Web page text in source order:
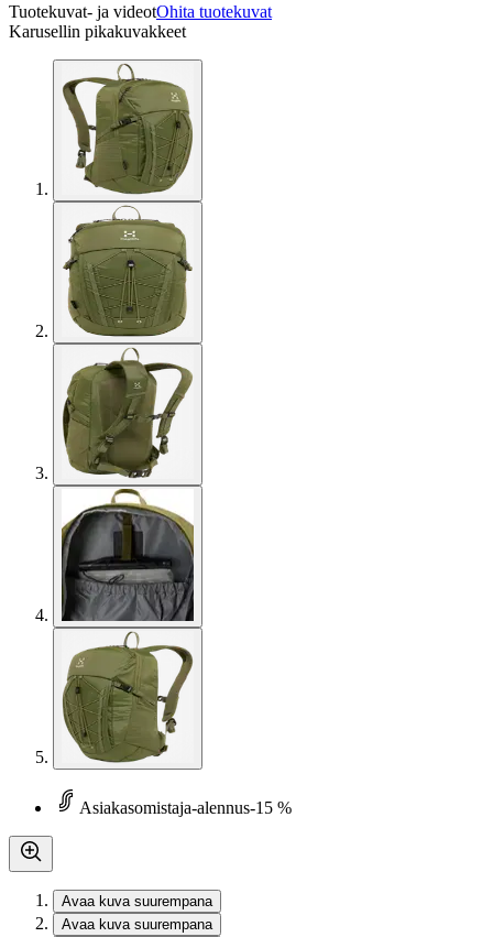
Tuotekuvat- ja videotOhita tuotekuvat
Karusellin pikakuvakkeet
Asiakasomistaja-alennus-15 %
Avaa kuva suurempana
Avaa kuva suurempana